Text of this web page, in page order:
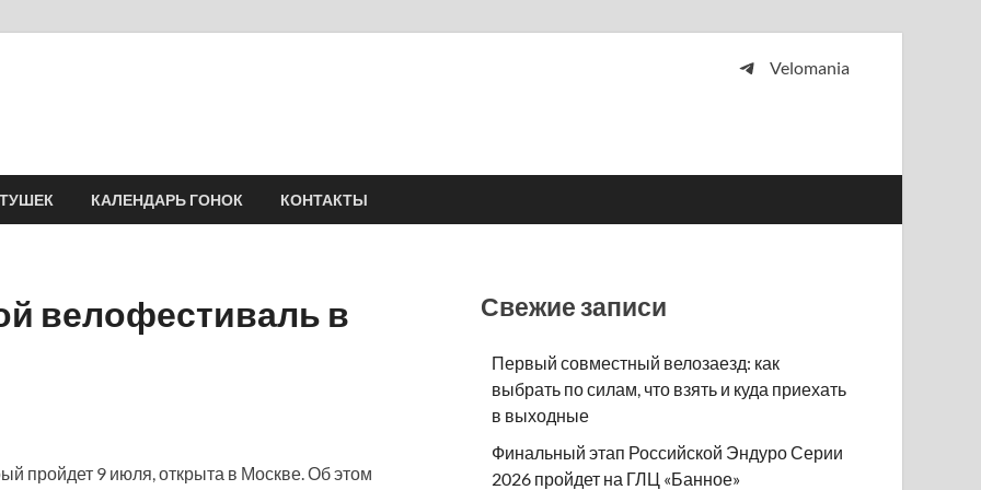
Velomania
КАЛЕНДАРЬ ГОНОК КОНТАКТЫ
велофестиваль в
пройдет 9 июля, открыта в Москве. Об этом
Свежие записи
Первый совместный велозаезд: как
выбрать по силам, что взять и куда приехать
в выходные
Финальный этап Российской Эндуро Серии
2026 пройдет на ГЛЦ «Банное»